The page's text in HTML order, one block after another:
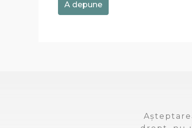
A depune